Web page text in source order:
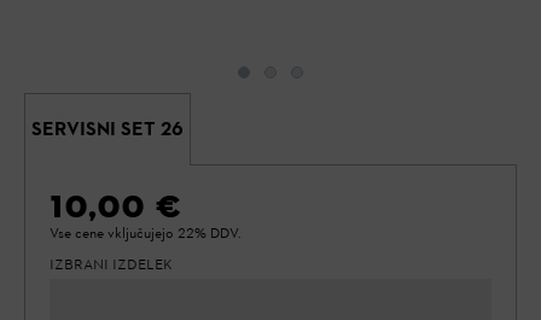
SERVISNI SET 26
10,00 €
Vse cene vključujejo 22% DDV.
IZBRANI IZDELEK